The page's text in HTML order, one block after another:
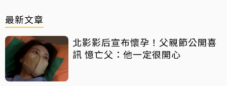
最新文章
北影影后宣布懷孕！父親節公開喜
訊 憶亡父：他一定很開心